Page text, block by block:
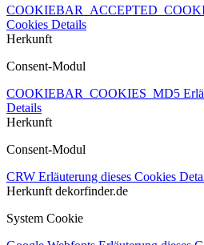
Cookies Details
Herkunft
Consent-Modul
COOKIEBAR_COOKIES_MD5
Details
Herkunft
Consent-Modul
CRW Erläuterung dieses Cookies
Herkunft dekorfinder.de
System Cookie